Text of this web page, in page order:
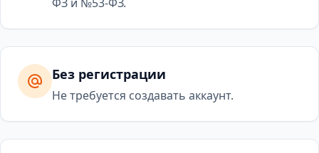
Без регистрации
Не требуется создавать аккаунт.